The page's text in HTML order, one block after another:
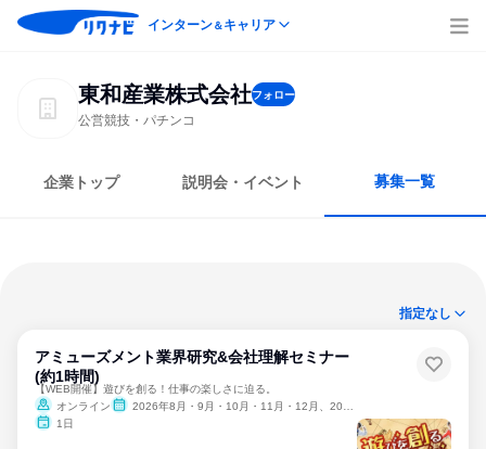
インターン＆キャリア
東和産業株式会社フォロー
公営競技・パチンコ
企業トップ 説明会・イベント 募集一覧
指定なし
アミューズメント業界研究&会社理解セミナー
(約1時間)
【WEB開催】遊びを創る！仕事の楽しさに迫る。
オンライン
2026年8月・9月・10月・11月・12月、2027年1月・2月
1日